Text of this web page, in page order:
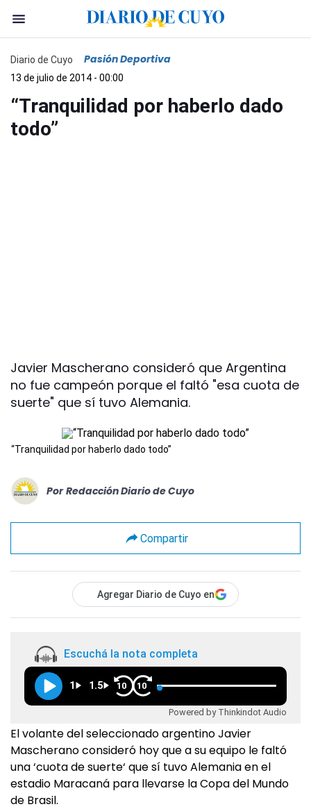
Diario de Cuyo Pasión Deportiva
13 de julio de 2014 - 00:00
“Tranquilidad por haberlo dado
todo”
Javier Mascherano consideró que Argentina
no fue campeón porque el faltó "esa cuota de
suerte" que sí tuvo Alemania.
“Tranquilidad por haberlo dado todo”
Por Redacción Diario de Cuyo
Compartir
Agregar Diario de Cuyo en
Escuchá la nota completa
1 1.5 10 10
Powered by Thinkindot Audio
El volante del seleccionado argentino Javier
Mascherano consideró hoy que a su equipo le faltó
una ‘cuota de suerte‘ que sí tuvo Alemania en el
estadio Maracaná para llevarse la Copa del Mundo
de Brasil.